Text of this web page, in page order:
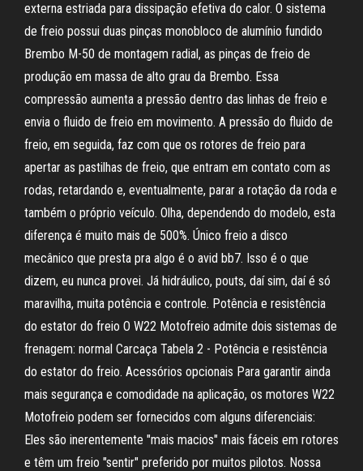
externa estriada para dissipação efetiva do calor. O sistema
de freio possui duas pinças monobloco de alumínio fundido
Brembo M-50 de montagem radial, as pinças de freio de
produção em massa de alto grau da Brembo. Essa
compressão aumenta a pressão dentro das linhas de freio e
envia o fluido de freio em movimento. A pressão do fluido de
freio, em seguida, faz com que os rotores de freio para
apertar as pastilhas de freio, que entram em contato com as
rodas, retardando e, eventualmente, parar a rotação da roda e
também o próprio veículo. Olha, dependendo do modelo, esta
diferença é muito mais de 500%. Único freio a disco
mecânico que presta pra algo é o avid bb7. Isso é o que
dizem, eu nunca provei. Já hidráulico, pouts, daí sim, daí é só
maravilha, muita potência e controle. Potência e resistência
do estator do freio O W22 Motofreio admite dois sistemas de
frenagem: normal Carcaça Tabela 2 - Potência e resistência
do estator do freio. Acessórios opcionais Para garantir ainda
mais segurança e comodidade na aplicação, os motores W22
Motofreio podem ser fornecidos com alguns diferenciais:
Eles são inerentemente "mais macios" mais fáceis em rotores
e têm um freio "sentir" preferido por muitos pilotos. Nossa